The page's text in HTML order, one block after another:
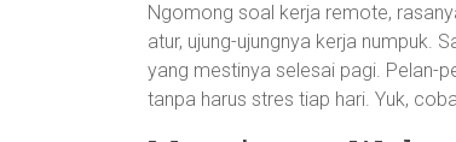
Ngomong soal kerja remote,
atur, ujung-ujungnya kerja numpuk.
yang mestinya selesai pagi. Pelan-
tanpa harus stres tiap hari. Yuk,